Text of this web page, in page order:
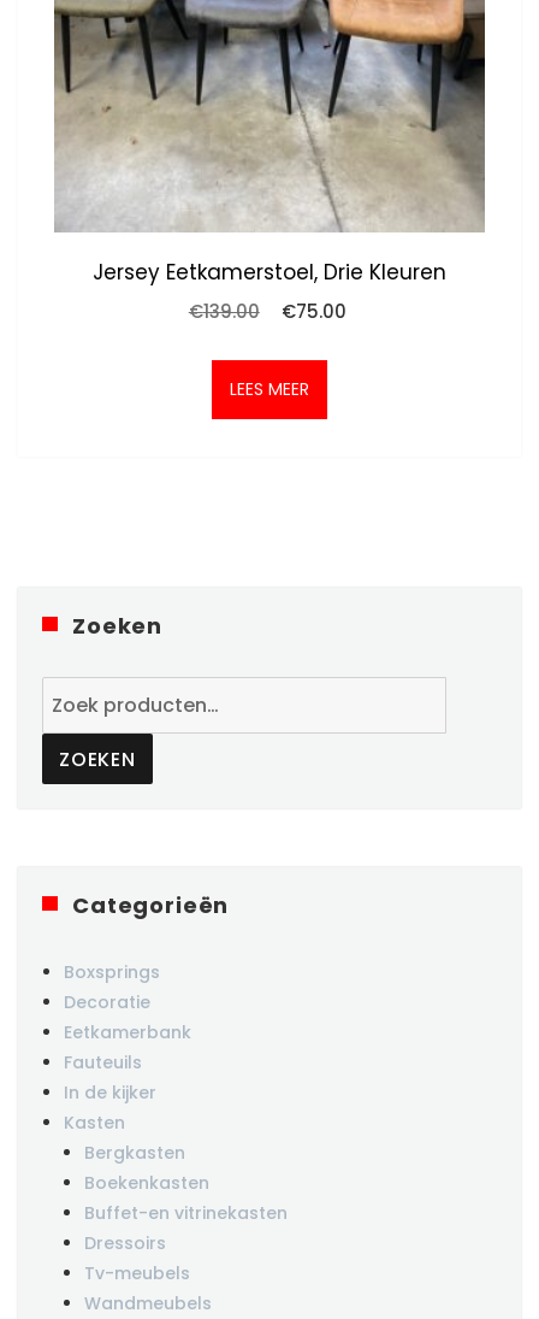
Jersey Eetkamerstoel, Drie Kleuren
€139.00
Oorspronkelijke
was:
€139.00.
€75.00
LEES MEER
Zoeken
ZOEKEN
Categorieën
Boxsprings
Decoratie
Eetkamerbank
Fauteuils
In de kijker
Kasten
Bergkasten
Boekenkasten
Buffet-en vitrinekasten
Dressoirs
Tv-meubels
Wandmeubels